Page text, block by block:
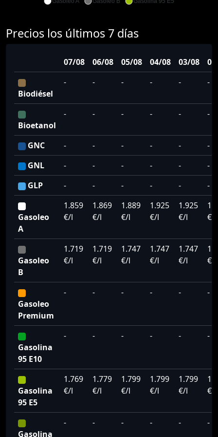
Precios los últimos 7 días
07/08 06/08 05/08 04/08 03/08
Biodiésel
- - - - - -
Bioetanol
- - - - - -
GNC - - - - -
-
GNL
- - - - -
-
GLP
- - - - - -
Gasoleo
A
1.859
€/l
1.869
€/l
1.889
€/l
1.925
€/l
1.925
€/l
€/l
Gasoleo
B
1.719
€/l
1.719
€/l
1.747
€/l
1.747
€/l
1.747
€/l
€/l
Gasoleo
Premium
- - - - - -
Gasolina
95 E10
- - - - - -
Gasolina
95 E5
1.769
€/l
1.779
€/l
1.799
€/l
1.799
€/l
1.799
€/l
€/l
Gasolina
- - - - - -